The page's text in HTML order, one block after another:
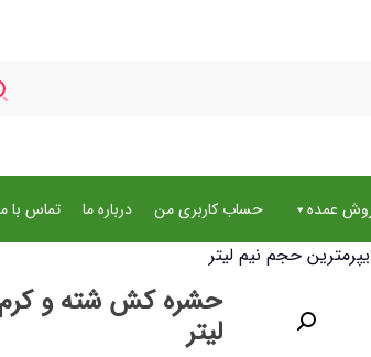
عمده حساب کاربری من درباره ما تماس با
حجم نیم لیتر
حشره کش شته و کرم
لیتر